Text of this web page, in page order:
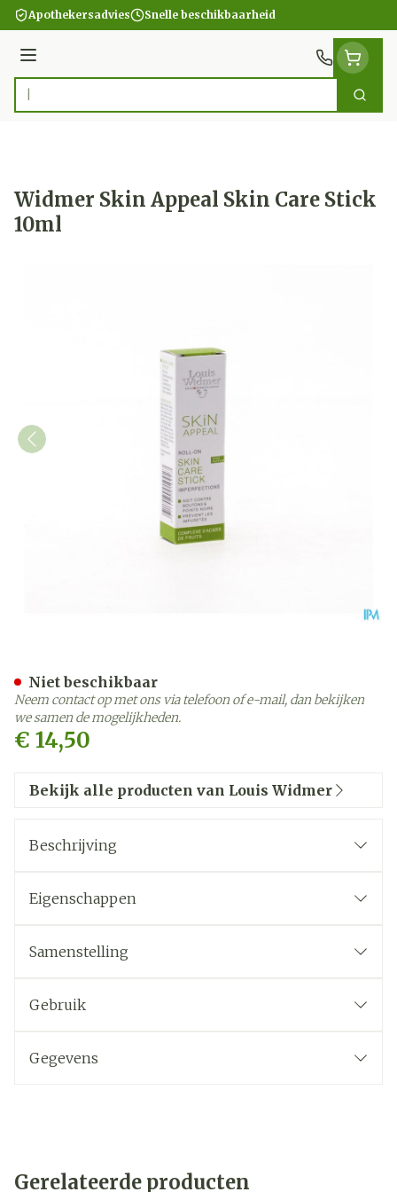
Ga naar de inhoud
Apothekersadvies Snelle beschikbaarheid
Menu
Product, merk, categorie... Zoek
Widmer Skin Appeal Skin Care Stick
10ml
€ 14,50
Niet beschikbaar
Neem contact op met ons via telefoon of e-mail, dan bekijken
we samen de mogelijkheden.
Bekijk alle producten van Louis Widmer
Beschrijving
Eigenschappen
Samenstelling
Gebruik
Gegevens
Gerelateerde producten